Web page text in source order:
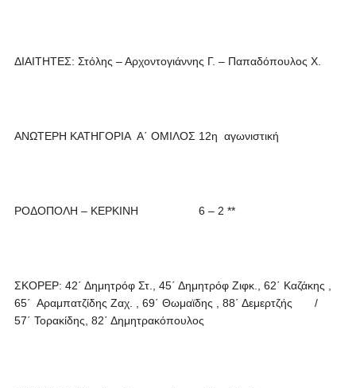
ΔΙΑΙΤΗΤΕΣ: Στόλης – Αρχοντογιάννης Γ. – Παπαδόπουλος Χ.
ΑΝΩΤΕΡΗ ΚΑΤΗΓΟΡΙΑ Α΄ ΟΜΙΛΟΣ 12η αγωνιστική
ΡΟΔΟΠΟΛΗ – ΚΕΡΚΙΝΗ 6 – 2 **
ΣΚΟΡΕΡ: 42΄ Δημητρόφ Στ., 45΄ Δημητρόφ Ζιφκ., 62΄ Καζάκης ,
65΄ Αραμπατζίδης Ζαχ. , 69΄ Θωμαϊδης , 88΄ Δεμερτζής /
57΄ Τορακίδης, 82΄ Δημητρακόπουλος